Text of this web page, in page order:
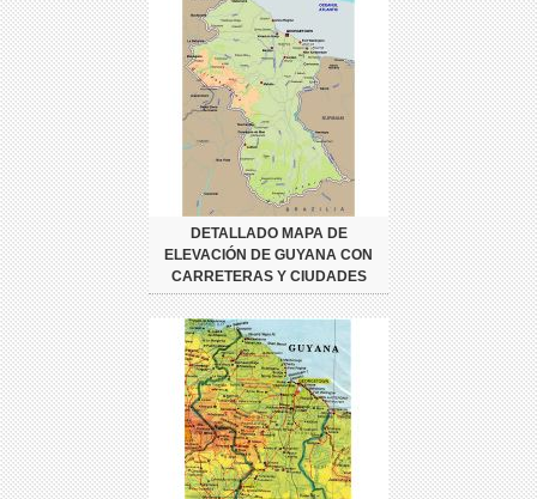
DETALLADO MAPA DE
ELEVACIÓN DE GUYANA CON
CARRETERAS Y CIUDADES